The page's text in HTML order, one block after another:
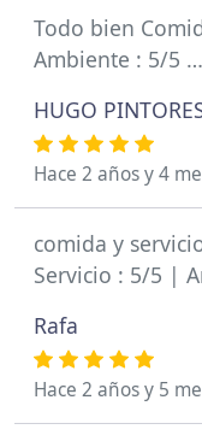
Todo bien
Ambiente : 5/5
HUGO
Hace 2 años y 4
comida y
Servicio : 5/5 |
Rafa
Hace 2 años y 5